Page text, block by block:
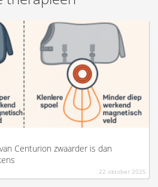
Centurion zwaarder is dan
22 oktober 2025